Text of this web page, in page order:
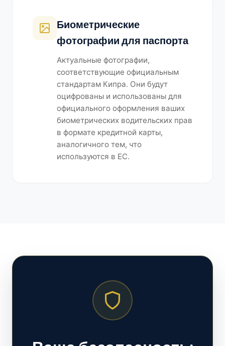
Биометрические
фотографии для паспорта
Актуальные фотографии,
соответствующие официальным
стандартам Кипра. Они будут
оцифрованы и использованы для
официального оформления ваших
биометрических водительских прав
в формате кредитной карты,
аналогичного тем, что
используются в ЕС.